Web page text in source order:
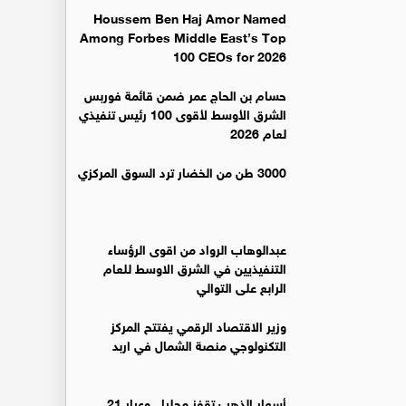
Houssem Ben Haj Amor Named
Among Forbes Middle East’s Top
100 CEOs for 2026
حسام بن الحاج عمر ضمن قائمة فوربس
الشرق الأوسط لأقوى 100 رئيس تنفيذي
لعام 2026
3000 طن من الخضار ترد السوق المركزي
عبدالوهاب الرواد من اقوى الرؤساء
التنفيذيين في الشرق الاوسط للعام
الرابع على التوالي
وزير الاقتصاد الرقمي يفتتح المركز
التكنولوجي منصة الشمال في اربد